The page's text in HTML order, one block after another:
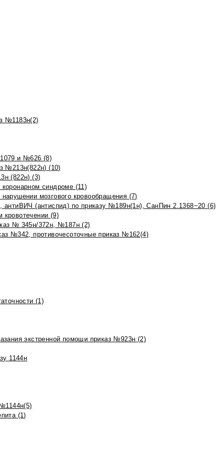
№1183н(2)
и №626 (8)
№213н(822н) (10)
(822н) (3)
синдроме (11)
мозгового кровообращения (7)
антиВИЧ (антиспид) по приказу №189н(1н), СанПин 2.1368−20 (6)
(9)
№ 345н/372н, №187н (2)
№342, противочесоточные приказ №162(4)
(1)
экстренной помощи приказ №923н (2)
1144н
(1)